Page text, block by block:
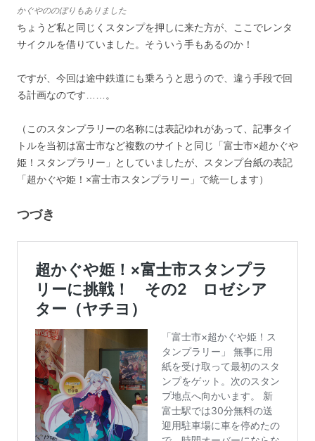
かぐやののぼりもありました
ちょうど私と同じくスタンプを押しに来た方が、ここでレンタ
サイクルを借りていました。そういう手もあるのか！
ですが、今回は途中鉄道にも乗ろうと思うので、違う手段で回
る計画なのです……。
（このスタンプラリーの名称には表記ゆれがあって、記事タイ
トルを当初は富士市など複数のサイトと同じ「富士市×超かぐや
姫！スタンプラリー」としていましたが、スタンプ台紙の表記
「超かぐや姫！×富士市スタンプラリー」で統一します）
つづき